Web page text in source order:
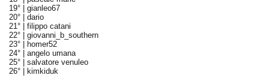
19° | gianleo67
20° | dario
21° | filippo catani
22° | giovanni_b_southern
23° |
homer52
24° | angelo umana
25° | salvatore venuleo
26° |
kimkiduk